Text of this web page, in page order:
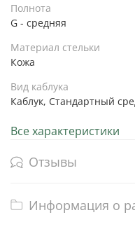
Полнота
G - средняя
Материал стельки
Кожа
Вид каблука
Каблук, Стандартный
Все характеристики
Отзывы
Информация о